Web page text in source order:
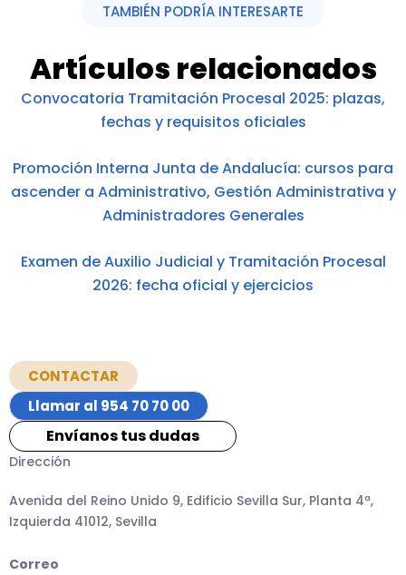
TAMBIÉN PODRÍA INTERESARTE
Artículos relacionados
Convocatoria Tramitación Procesal 2025: plazas,
fechas y requisitos oficiales
Promoción Interna Junta de Andalucía: cursos para
ascender a Administrativo, Gestión Administrativa y
Administradores Generales
Examen de Auxilio Judicial y Tramitación Procesal
2026: fecha oficial y ejercicios
CONTACTAR
Llamar al 954 70 70 00
Envíanos tus dudas
Dirección
Avenida del Reino Unido 9, Edificio Sevilla Sur, Planta 4ª,
Izquierda 41012, Sevilla
Correo